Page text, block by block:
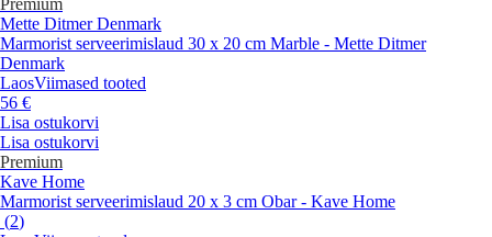
Premium
Mette Ditmer Denmark
Marmorist serveerimislaud 30 x 20 cm Marble - Mette Ditmer
Denmark
LaosViimased tooted
56 €
Lisa ostukorvi
Lisa ostukorvi
Premium
Kave Home
Marmorist serveerimislaud 20 x 3 cm Obar - Kave Home
(2)